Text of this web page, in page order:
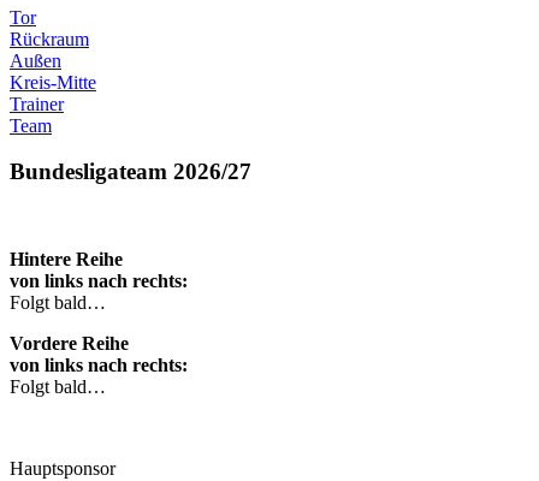
Tor
Rückraum
Außen
Kreis-Mitte
Trainer
Team
Bundesligateam 2026/27
Hintere Reihe
von links nach rechts:
Folgt bald…
Vordere Reihe
von links nach rechts:
Folgt bald…
Hauptsponsor